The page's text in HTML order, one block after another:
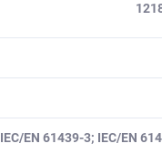
IEC/EN 61439-3; IEC/EN